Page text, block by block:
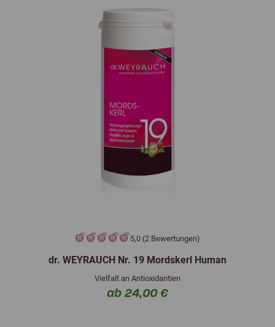
5,0 (2 Bewertungen)
dr. WEYRAUCH Nr. 19 Mordskerl Human
Vielfalt an Antioxidantien
ab 24,00 €